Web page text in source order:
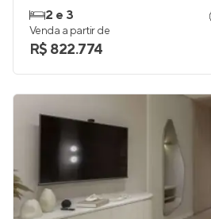
2 e 3
Venda a partir de
R$ 822.774